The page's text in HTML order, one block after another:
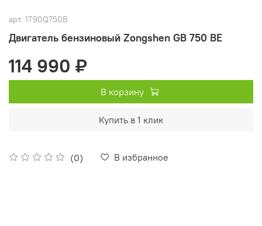
арт. 1T90Q750B
Двигатель бензиновый Zongshen GB 750 BE
(0) В избранное
114 990 ₽
В корзину
Купить в 1 клик